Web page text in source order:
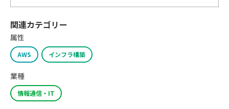
関連カテゴリー
属性
AWS インフラ構築
業種
情報通信・IT